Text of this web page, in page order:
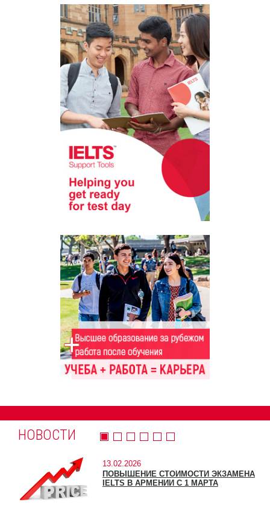
НОВОСТИ
13.02.2026
ПОВЫШЕНИЕ СТОИМОСТИ ЭКЗАМЕНА
IELTS В АРМЕНИИ С 1 МАРТА